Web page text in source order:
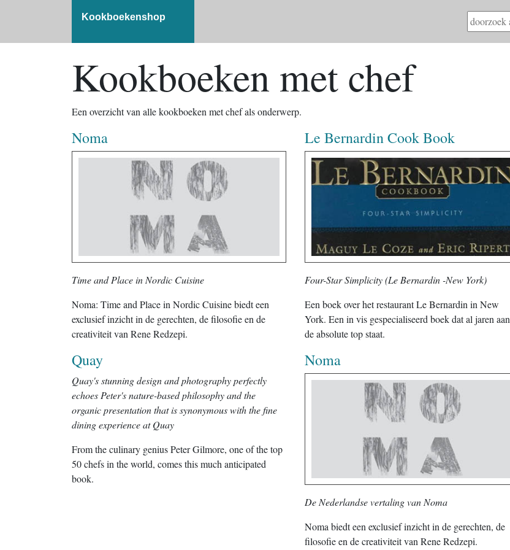
Kookboekenshop
Kookboeken met chef
Een overzicht van alle kookboeken met chef als onderwerp.
Noma
Time and Place in Nordic Cuisine
Noma: Time and Place in Nordic Cuisine biedt een
exclusief inzicht in de gerechten, de filosofie en de
creativiteit van Rene Redzepi.
Le Bernardin Cook Book
Four-Star Simplicity (Le Bernardin -New York)
Een boek over het restaurant Le Bernardin in New
York. Een in vis gespecialiseerd boek dat al jaren aan
de absolute top staat.
Quay
Quay's stunning design and photography perfectly
echoes Peter's nature-based philosophy and the
organic presentation that is synonymous with the fine
dining experience at Quay
From the culinary genius Peter Gilmore, one of the top
50 chefs in the world, comes this much anticipated
book.
Noma
De Nederlandse vertaling van Noma
Noma biedt een exclusief inzicht in de gerechten, de
filosofie en de creativiteit van Rene Redzepi.